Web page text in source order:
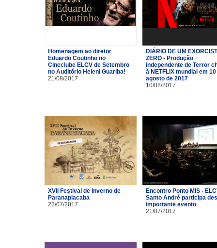
Homenagem ao diretor
Eduardo Coutinho no
Cineclube ELCV de Setembro
no Auditório Heleni Guariba!
21/08/2017
DIÁRIO DE UM
ZERO - Produção
independente de Terror
à NETFLIX mundial em
agosto de 2017
10/08/2017
XVII Festival de Inverno de
Paranapiacaba
22/07/2017
Encontro Ponto MIS -
Santo André participa
importante evento
21/07/2017